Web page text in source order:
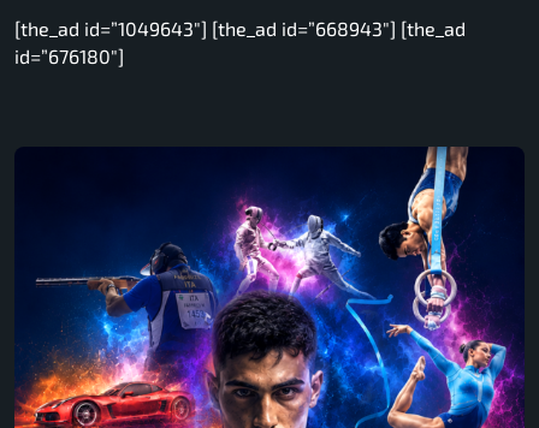
[the_ad id=”1049643″] [the_ad id=”668943″] [the_ad
id=”676180″]